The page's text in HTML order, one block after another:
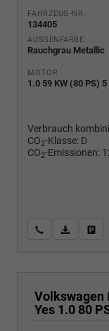
FAHRZEUG-NR.
134405
AUSSENFARBE
Rauchgrau Metallic
MOTOR
1.0 59 KW (80 PS)
Verbrauch
CO2-Klasse: D
CO2-Emissionen:
Wir rufen Sie an
PDF-
Volkswagen